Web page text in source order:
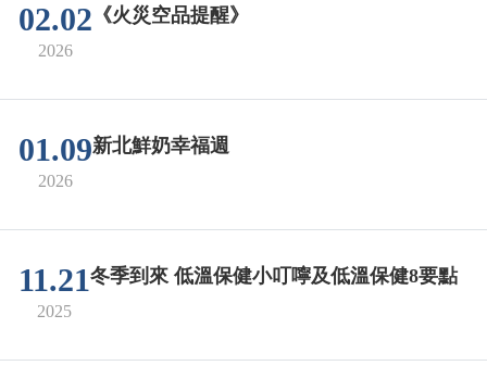
02.02
2026
《火災空品提醒》
01.09
2026
新北鮮奶幸福週
11.21
2025
冬季到來 低溫保健小叮嚀及低溫保健8要點